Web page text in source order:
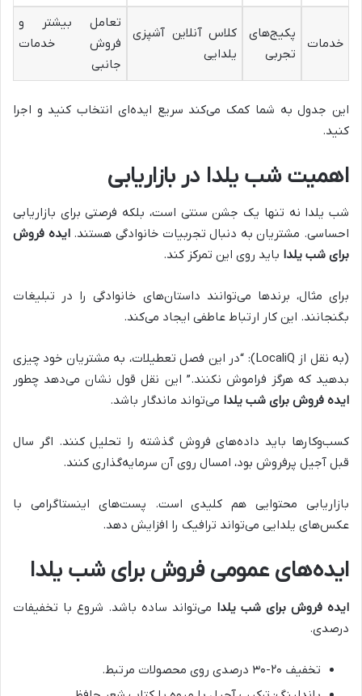
خدمات
پکیج‌های
تجربی
کلاس آنلاین آشپزی
یلدایی
تعامل بیشتر و
فروش خدمات
جانبی
این جدول به شما کمک می‌کند سریع ایده‌ای انتخاب کنید و اجرا
کنید.
اهمیت شب یلدا در بازاریابی
شب یلدا نه تنها یک جشن سنتی است، بلکه فرصتی برای بازاریابی
احساسی. مشتریان به دنبال تجربیات خانوادگی هستند.ایده فروش
برای شب یلدا باید روی این تمرکز کند.
برای مثال، برندها می‌توانند داستان‌های خانوادگی را در تبلیغات
بگنجانند. این کار ارتباط عاطفی ایجاد می‌کند.
(به نقل از LocaliQ): “در این فصل تعطیلات، به مشتریان خود چیزی
بدهید که هرگز فراموش نکنند.” این نقل قول نشان می‌دهد چطور
ایده فروش برای شب یلدا می‌تواند ماندگار باشد.
کسب‌وکارها باید داده‌های فروش گذشته را تحلیل کنند. اگر سال
قبل آجیل پرفروش بود، امسال روی آن سرمایه‌گذاری کنند.
بازاریابی محتوایی هم کلیدی است. پست‌های اینستاگرامی با
عکس‌های یلدایی می‌تواند ترافیک را افزایش دهد.
ایده‌های عمومی فروش برای شب یلدا
ایده فروش برای شب یلدا می‌تواند ساده باشد. شروع با تخفیفات
درصدی.
تخفیف ۲۰-۳۰ درصدی روی محصولات مرتبط.